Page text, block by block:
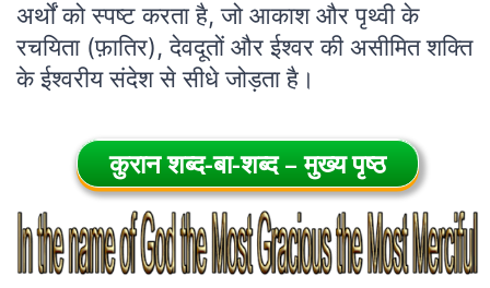
अर्थों को स्पष्ट करता है, जो आकाश और पृथ्वी के
रचयिता (फ़ातिर), देवदूतों और ईश्वर की असीमित शक्ति
के ईश्वरीय संदेश से सीधे जोड़ता है।
कुरान शब्द-बा-शब्द – मुख्य पृष्ठ